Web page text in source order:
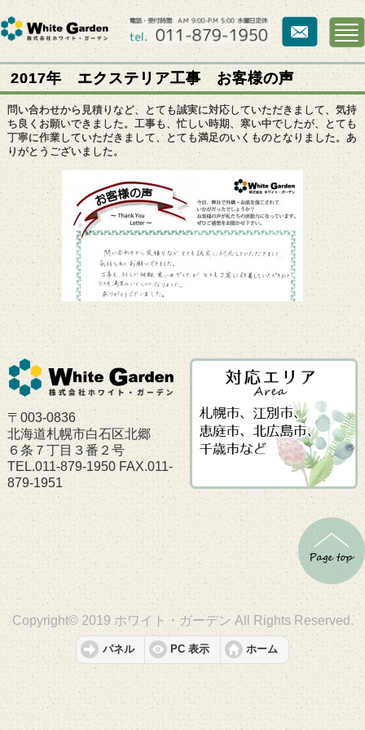
2017年 エクステリア工事 お客様の声
問い合わせから見積りなど、とても誠実に対応していただきまして、気持
ち良くお願いできました。工事も、忙しい時期、寒い中でしたが、とても
丁寧に作業していただきまして、とても満足のいくものとなりました。あ
りがとうございました。
〒003-0836
北海道札幌市白石区北郷
６条７丁目３番２号
TEL.011-879-1950 FAX.011-
879-1951
Copyright© 2019 ホワイト・ガーデン All Rights Reserved.
パネル PC 表示 ホーム